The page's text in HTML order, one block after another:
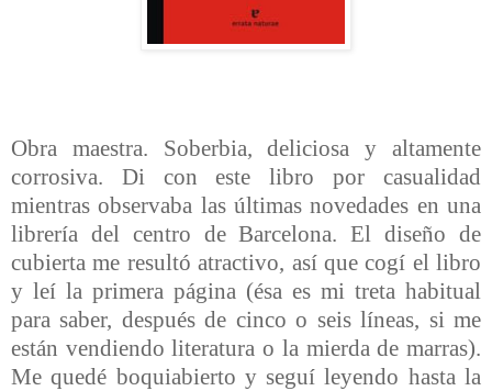
Obra maestra. Soberbia, deliciosa y altamente
corrosiva. Di con este libro por casualidad
mientras observaba las últimas novedades en una
librería del centro de Barcelona. El diseño de
cubierta me resultó atractivo, así que cogí el libro
y leí la primera página (ésa es mi treta habitual
para saber, después de cinco o seis líneas, si me
están vendiendo literatura o la mierda de marras).
Me quedé boquiabierto y seguí leyendo hasta la